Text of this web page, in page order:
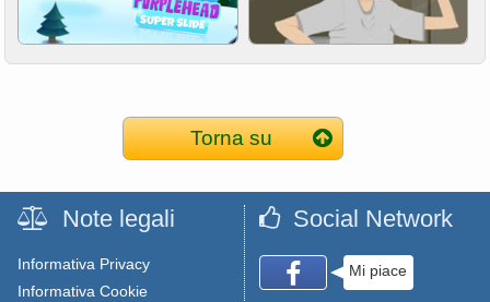
Torna su
Note legali
Informativa Privacy
Informativa Cookie
Social Network
Mi piace